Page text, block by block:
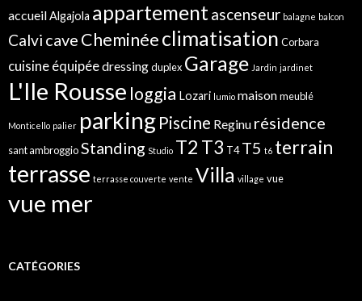
accueilAlgajola appartementascenseur balagne balcon
Calvi cave Cheminéeclimatisation Corbara
cuisine équipéedressingduplex Garage Jardin jardinet
L'Ile Rousse loggia Lozari lumio maisonmeublé
Monticello palier parking Piscine Reginu résidence
sant ambroggioStanding Studio T2 T3 T4 T5 t6 terrain
terrasse terrasse couverte vente Villa village vue
vue mer
CATÉGORIES